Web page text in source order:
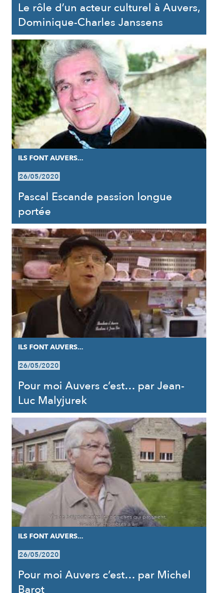
Le rôle d’un acteur culturel à Auvers,
Dominique-Charles Janssens
ILS FONT AUVERS...
26/05/2020
Pascal Escande passion longue
portée
ILS FONT AUVERS...
26/05/2020
Pour moi Auvers c’est… par Jean-
Luc Malyjurek
ILS FONT AUVERS...
26/05/2020
Pour moi Auvers c’est… par Michel
Barot